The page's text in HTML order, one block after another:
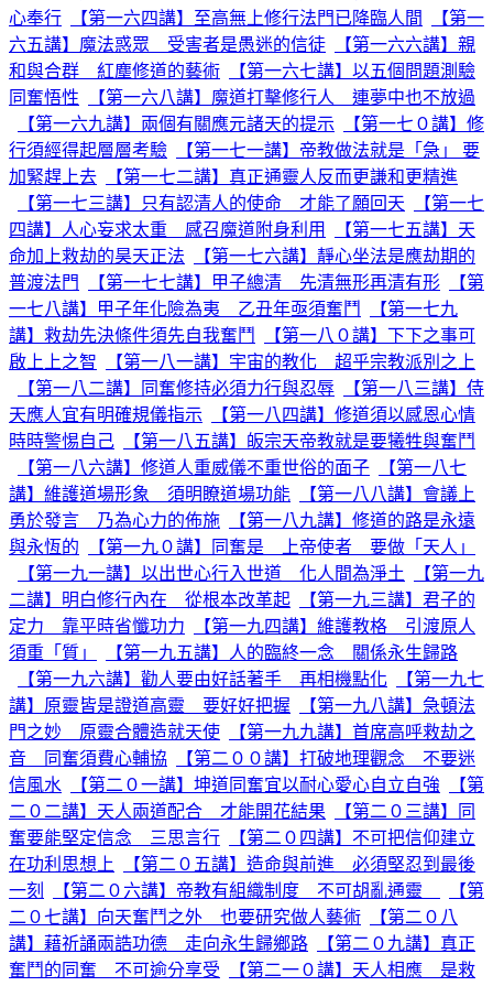
心奉行
【第一六四講】至高無上修行法門已降臨人間
【第一
六五講】魔法惑眾 受害者是愚迷的信徒
【第一六六講】親
和與合群 紅塵修道的藝術
【第一六七講】以五個問題測驗
同奮悟性
【第一六八講】魔道打擊修行人 連夢中也不放過
【第一六九講】兩個有關應元諸天的提示
【第一七０講】修
行須經得起層層考驗
【第一七一講】帝教做法就是「急」 要
加緊趕上去
【第一七二講】真正通靈人反而更謙和更精進
【第一七三講】只有認清人的使命 才能了願回天
【第一七
四講】人心妄求太重 感召魔道附身利用
【第一七五講】天
命加上救劫的昊天正法
【第一七六講】靜心坐法是應劫期的
普渡法門
【第一七七講】甲子總清 先清無形再清有形
【第
一七八講】甲子年化險為夷 乙丑年亟須奮鬥
【第一七九
講】救劫先決條件須先自我奮鬥
【第一八０講】下下之事可
啟上上之智
【第一八一講】宇宙的教化 超乎宗教派別之上
【第一八二講】同奮修持必須力行與忍辱
【第一八三講】侍
天應人宜有明確規儀指示
【第一八四講】修道須以感恩心情
時時警惕自己
【第一八五講】皈宗天帝教就是要犧牲與奮鬥
【第一八六講】修道人重威儀不重世俗的面子
【第一八七
講】維護道場形象 須明瞭道場功能
【第一八八講】會議上
勇於發言 乃為心力的佈施
【第一八九講】修道的路是永遠
與永恆的
【第一九０講】同奮是 上帝使者 要做「天人」
【第一九一講】以出世心行入世道 化人間為淨土
【第一九
二講】明白修行內在 從根本改革起
【第一九三講】君子的
定力 靠平時省懺功力
【第一九四講】維護教格 引渡原人
須重「質」
【第一九五講】人的臨終一念 關係永生歸路
【第一九六講】勸人要由好話著手 再相機點化
【第一九七
講】原靈皆是證道高靈 要好好把握
【第一九八講】急頓法
門之妙 原靈合體造就天使
【第一九九講】首席高呼救劫之
音 同奮須費心輔協
【第二００講】打破地理觀念 不要迷
信風水
【第二０一講】坤道同奮宜以耐心愛心自立自強
【第
二０二講】天人兩道配合 才能開花結果
【第二０三講】同
奮要能堅定信念 三思言行
【第二０四講】不可把信仰建立
在功利思想上
【第二０五講】造命與前進 必須堅忍到最後
一刻
【第二０六講】帝教有組織制度 不可胡亂通靈
【第
二０七講】向天奮鬥之外 也要研究做人藝術
【第二０八
講】藉祈誦兩誥功德 走向永生歸鄉路
【第二０九講】真正
奮鬥的同奮 不可逾分享受
【第二一０講】天人相應 是救